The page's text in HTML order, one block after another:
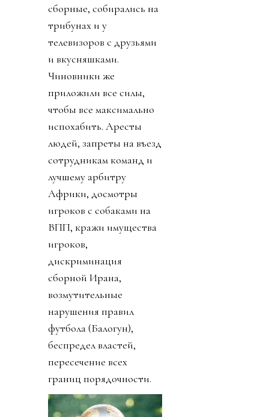
сборные, собирались на
трибунах и у
телевизоров с друзьями
и вкусняшками.
Чиновники же
приложили все силы,
чтобы все максимально
испохабить. Аресты
людей, запреты на въезд
сотрудникам команд и
лучшему арбитру
Африки, досмотры
игроков с собаками на
ВПП, кражи имущества
игроков,
дискриминация
сборной Ирана,
возмутительные
нарушения правил
футбола (Балогун),
беспредел властей,
пересечение всех
границ порядочности.